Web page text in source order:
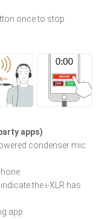
once to stop
apps)
condenser mic
the i-XLR has
app.